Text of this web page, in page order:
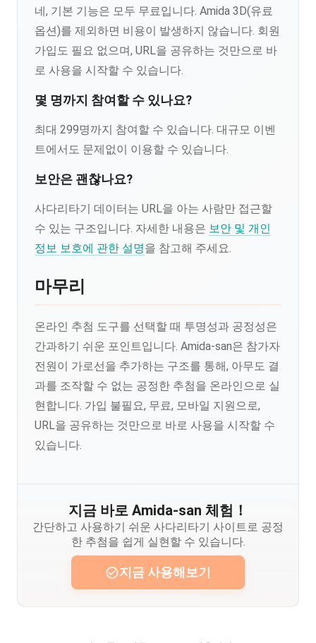
네, 기본 기능은 모두 무료입니다. Amida 3D(유료
옵션)를 제외하면 비용이 발생하지 않습니다. 회원
가입도 필요 없으며, URL을 공유하는 것만으로 바
로 사용을 시작할 수 있습니다.
몇 명까지 참여할 수 있나요?
최대 299명까지 참여할 수 있습니다. 대규모 이벤
트에서도 문제없이 이용할 수 있습니다.
보안은 괜찮나요?
사다리타기 데이터는 URL을 아는 사람만 접근할
수 있는 구조입니다. 자세한 내용은 보안 및 개인
정보 보호에 관한 설명을 참고해 주세요.
마무리
온라인 추첨 도구를 선택할 때 투명성과 공정성은
간과하기 쉬운 포인트입니다. Amida-san은 참가자
전원이 가로선을 추가하는 구조를 통해, 아무도 결
과를 조작할 수 없는 공정한 추첨을 온라인으로 실
현합니다. 가입 불필요, 무료, 모바일 지원으로,
URL을 공유하는 것만으로 바로 사용을 시작할 수
있습니다.
지금 바로 Amida-san 체험！
간단하고 사용하기 쉬운 사다리타기 사이트로 공정
한 추첨을 쉽게 실현할 수 있습니다.
지금 사용해보기